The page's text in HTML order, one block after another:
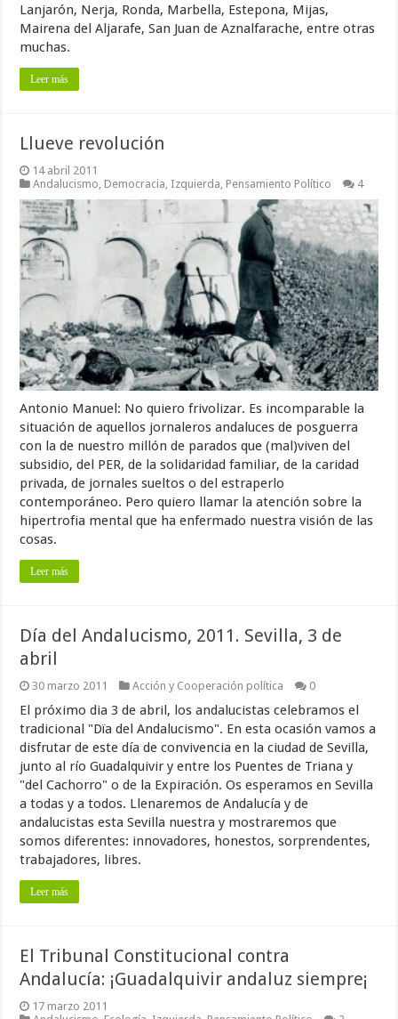
Lanjarón, Nerja, Ronda, Marbella, Estepona, Mijas,
Mairena del Aljarafe, San Juan de Aznalfarache, entre otras
muchas.
Leer más
Llueve revolución
14 abril 2011
Andalucismo Democracia Izquierda Pensamiento Político 4
Antonio Manuel: No quiero frivolizar. Es incomparable la
situación de aquellos jornaleros andaluces de posguerra
con la de nuestro millón de parados que (mal)viven del
subsidio, del PER, de la solidaridad familiar, de la caridad
privada, de jornales sueltos o del estraperlo
contemporáneo. Pero quiero llamar la atención sobre la
hipertrofia mental que ha enfermado nuestra visión de las
cosas.
Leer más
Día del Andalucismo, 2011. Sevilla, 3 de
abril
30 marzo 2011 Acción y Cooperación política 0
El próximo dia 3 de abril, los andalucistas celebramos el
tradicional "Dïa del Andalucismo". En esta ocasión vamos a
disfrutar de este día de convivencia en la ciudad de Sevilla,
junto al río Guadalquivir y entre los Puentes de Triana y
"del Cachorro" o de la Expiración. Os esperamos en Sevilla
a todas y a todos. Llenaremos de Andalucía y de
andalucistas esta Sevilla nuestra y mostraremos que
somos diferentes: innovadores, honestos, sorprendentes,
trabajadores, libres.
Leer más
El Tribunal Constitucional contra
Andalucía: ¡Guadalquivir andaluz siempre¡
17 marzo 2011